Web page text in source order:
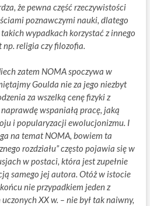
że pewna część rzeczywistości
poznawczymi nauki, dlatego
wypadkach korzystać z innego
religia czy filozofia.
zatem NOMA spoczywa w
Goulda nie za jego niezbyt
za wszelką cenę fizyki z
wspaniałą pracę, jaką
i popularyzacji ewolucjonizmu. I
na temat NOMA, bowiem ta
rozdziału” często pojawia się w
w postaci, która jest zupełnie
samego jej autora. Otóż w istocie
nie przypadkiem jeden z
XX w. – nie był tak naiwny,